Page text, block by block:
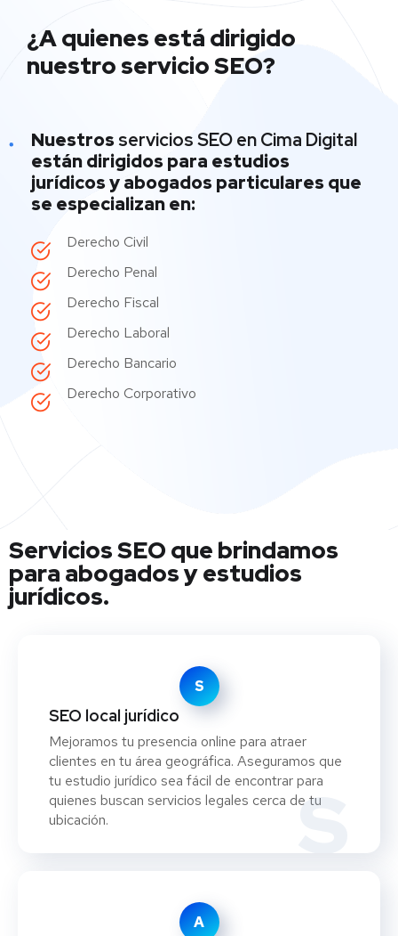
¿A quienes está dirigido
nuestro servicio SEO?
Nuestrosservicios SEO en Cima Digital
están dirigidos para estudios
jurídicos y abogados particulares que
se especializan en:
Derecho Civil
Derecho Penal
Derecho Fiscal
Derecho Laboral
Derecho Bancario
Derecho Corporativo
Servicios SEO que brindamos
para abogados y estudios
jurídicos.
S
S
SEO local jurídico
Mejoramos tu presencia online para atraer
clientes en tu área geográfica. Aseguramos que
tu estudio jurídico sea fácil de encontrar para
quienes buscan servicios legales cerca de tu
ubicación.
A